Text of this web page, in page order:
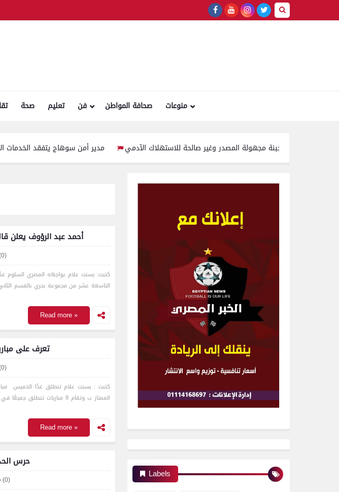
صحة تعليم فن صحافة المواطن منوعات
مدير أمن سوهاج جبنة مجهولة المصدر وغير صالحة للاستهلاك الآدمي
أحمد عبد الرؤوف يعلن
كتبت: بسنت علام يواجهه المصري السلوم
التاسعة عشر من مجموعة بحري بالقسم
Read more »
تعرف على
كتبت : بسنت علام تنطلق غدًا الخميس
الممتاز ب وتقام 8 مباربات
Read more »
حرس
(0) Labels